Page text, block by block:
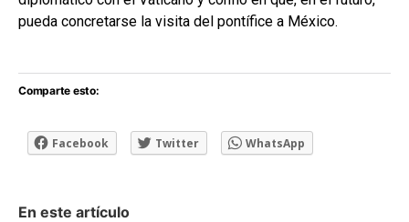
pueda concretarse la visita del pontífice a México.
Comparte esto:
Facebook Twitter WhatsApp
En este artículo